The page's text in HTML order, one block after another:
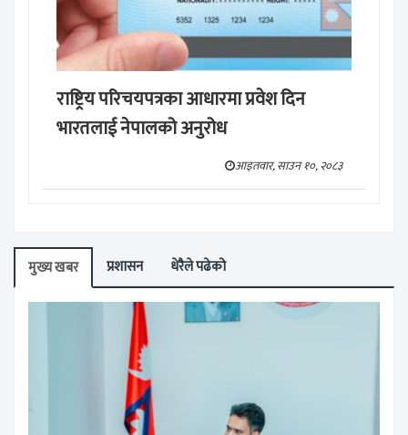
राष्ट्रिय परिचयपत्रका आधारमा प्रवेश दिन
भारतलाई नेपालको अनुरोध
आइतवार, साउन १०, २०८३
मुख्य खबर प्रशासन धेरैले पढेको